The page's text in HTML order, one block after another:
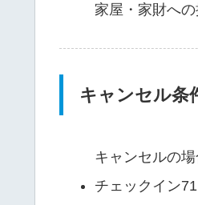
家屋・家財へ
キャンセル条
キャンセルの
チェックイン